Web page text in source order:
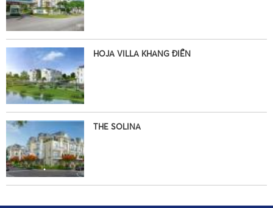
HOJA VILLA KHANG ĐIỀN
THE SOLINA